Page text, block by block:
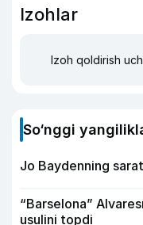
Izohlar
Izoh qoldirish
So‘nggi
Jo Baydenning
“Barselona”
usulini topdi